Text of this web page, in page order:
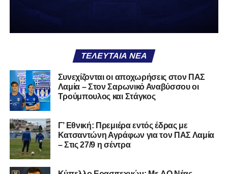
επίσης σε Εθνικό και Ζάκυνθο. Ξεκίνησε την καριέρα του
στις 26 Σεπτεμβρίου 2021.
Καλωσορίζουμε τον Βασίλη στην οικογένεια του
Σαρωνικού και του ευχόμαστε υγεία και πολλές
επιτυχίες.»
Η ανακοίνωση για τον Χρυσόστομο Στάγκο
«Ο Α.Ο. Σαρωνικός Αναβύσσου ανακοινώνει την
ΤΕΛΕΥΤΑΊΑ ΝΈΑ
Συνεχίζονται οι αποχωρήσεις στον ΠΑΣ
Λαμία – Στον Σαρωνικό Αναβύσσου οι
Τρούμπουλος και Στάγκος
Γ’ Εθνική: Πρεμιέρα εντός έδρας με
Κατσαντώνη Αγράφων για τον ΠΑΣ Λαμία
– Στις 27/9 η σέντρα